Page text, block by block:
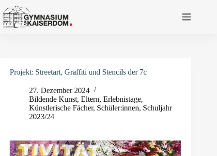
Inhalt
springen
Projekt: Streetart, Graffiti und Stencils der 7c
27. Dezember 2024
Bildende Kunst, Eltern, Erlebnistage,
Künstlerische Fächer, Schüler:innen, Schuljahr
2023/24